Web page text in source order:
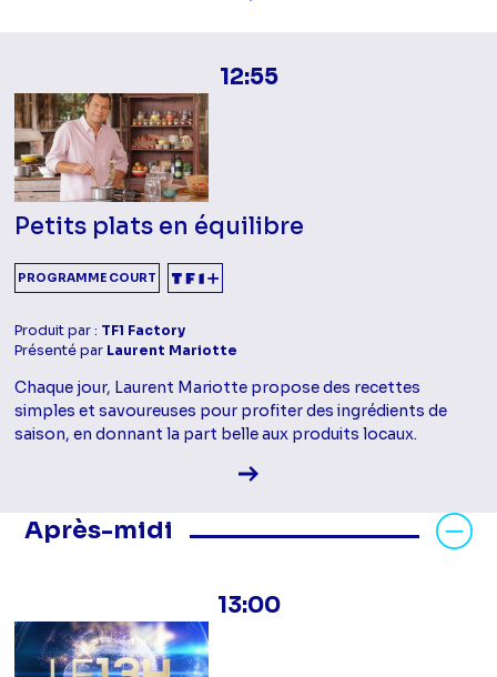
12:55
Petits plats en équilibre
PROGRAMME COURT
Produit par : TF1 Factory
Présenté par Laurent Mariotte
Chaque jour, Laurent Mariotte propose des recettes
simples et savoureuses pour profiter des ingrédients de
saison, en donnant la part belle aux produits locaux.
Voir la fiche diffusion
Après-midi
Masquer les programmes Après-
13:00